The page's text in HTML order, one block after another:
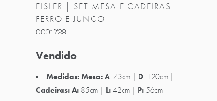
EISLER | SET MESA E CADEIRAS
FERRO E JUNCO
0001729
Vendido
Medidas: Mesa:A: 73cm | D: 120cm |
Cadeiras: A: 85cm | L:42cm | P:56cm